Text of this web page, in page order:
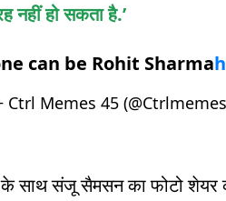
नहीं हो सकता है.’
can be Rohit Sharma
Memes 45
साथ संजू सैमसन का फोटो शेयर